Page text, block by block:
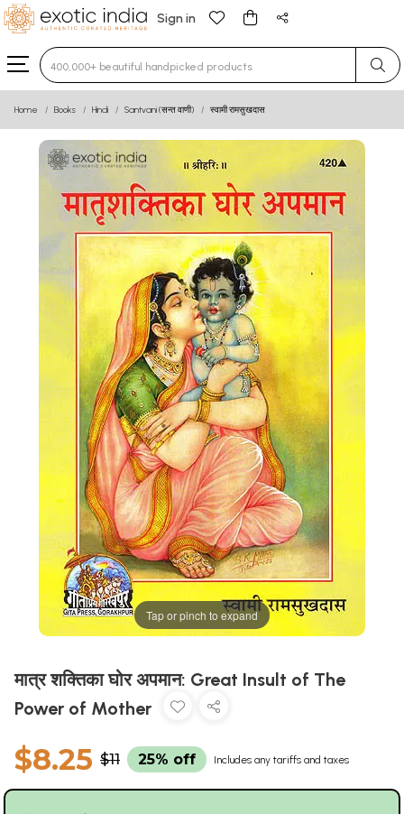
Sign in
Type 3 or more characters for results.
Home Books Hindi Santvani (सन्त वाणी) स्वामी रामसुखदास
Tap or pinch to expand
मात्र शक्तिका घोर अपमान: Great Insult of The
Power of Mother
$8.25 $11 25% off Includes any tariffs and taxes